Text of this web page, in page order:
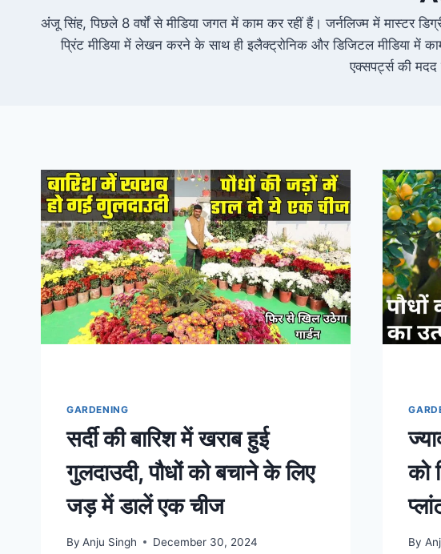
अंंजू सिंह, पिछले 8 वर्षों से मीडिया जगत में काम कर रहीं हैं। जर्नलिज्म में मास्टर
प्रिंट मीडिया में लेखन करने के साथ ही इलैक्ट्रोनिक और डिजिटल मीडिया में
एक्सपर्ट्स की मदद
GARDENING
सर्दी की बारिश में खराब हुई
गुलदाउदी, पौधों को बचाने के लिए
जड़ में डालें एक चीज
By Anju Singh December 30, 2024
को
By